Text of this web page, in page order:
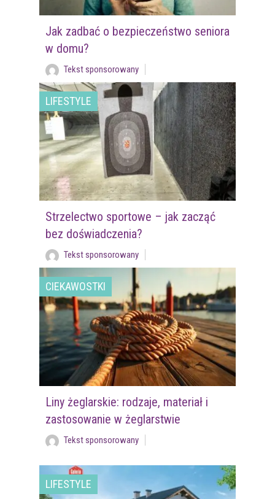
Jak zadbać o bezpieczeństwo seniora
w domu?
Tekst sponsorowany
LIFESTYLE
Strzelectwo sportowe – jak zacząć
bez doświadczenia?
Tekst sponsorowany
CIEKAWOSTKI
Liny żeglarskie: rodzaje, materiał i
zastosowanie w żeglarstwie
Tekst sponsorowany
LIFESTYLE